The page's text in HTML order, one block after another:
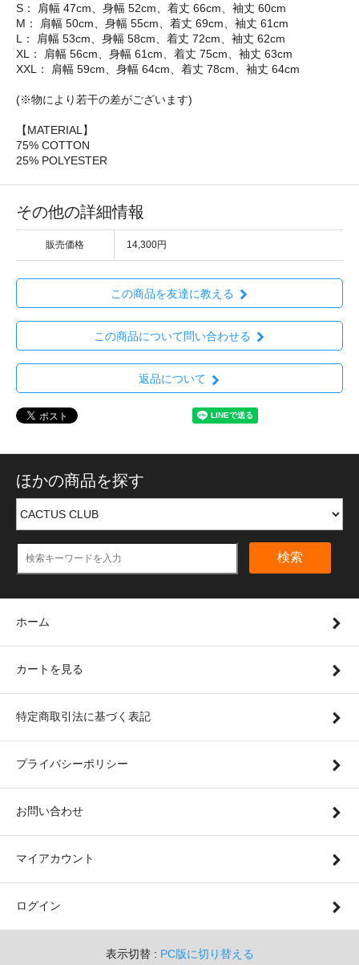
S： 肩幅 47cm、身幅 52cm、着丈 66cm、袖丈 60cm
M： 肩幅 50cm、身幅 55cm、着丈 69cm、袖丈 61cm
L： 肩幅 53cm、身幅 58cm、着丈 72cm、袖丈 62cm
XL： 肩幅 56cm、身幅 61cm、着丈 75cm、袖丈 63cm
XXL： 肩幅 59cm、身幅 64cm、着丈 78cm、袖丈 64cm
(※物により若干の差がございます)
【MATERIAL】
75% COTTON
25% POLYESTER
その他の詳細情報
販売価格 14,300円
この商品を友達に教える
この商品について問い合わせる
返品について
ほかの商品を探す
検索
ホーム
カートを見る
特定商取引法に基づく表記
プライバシーポリシー
お問い合わせ
マイアカウント
ログイン
表示切替 : PC版に切り替える